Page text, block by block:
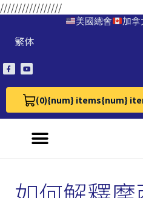
/////////////////
美國總會 加拿
繁体
(0)
View Cart 0{num} items{num}